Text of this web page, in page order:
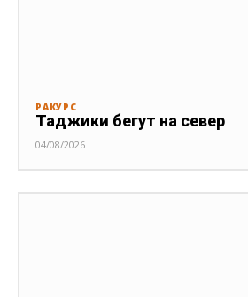
РАКУРС
Таджики бегут на север
04/08/2026